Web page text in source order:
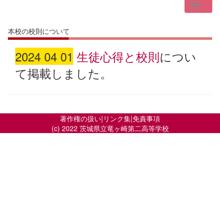
本校の校則について
2024 04 01 生徒心得と校則につい
て掲載しました。
著作権の扱い| リンク集|免責事項
(c) 2022 茨城県立竜ヶ崎第二高等学校